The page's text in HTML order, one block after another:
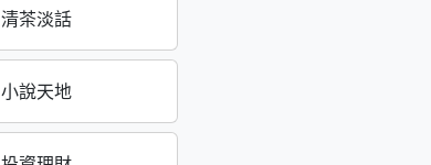
清茶淡話
小說天地